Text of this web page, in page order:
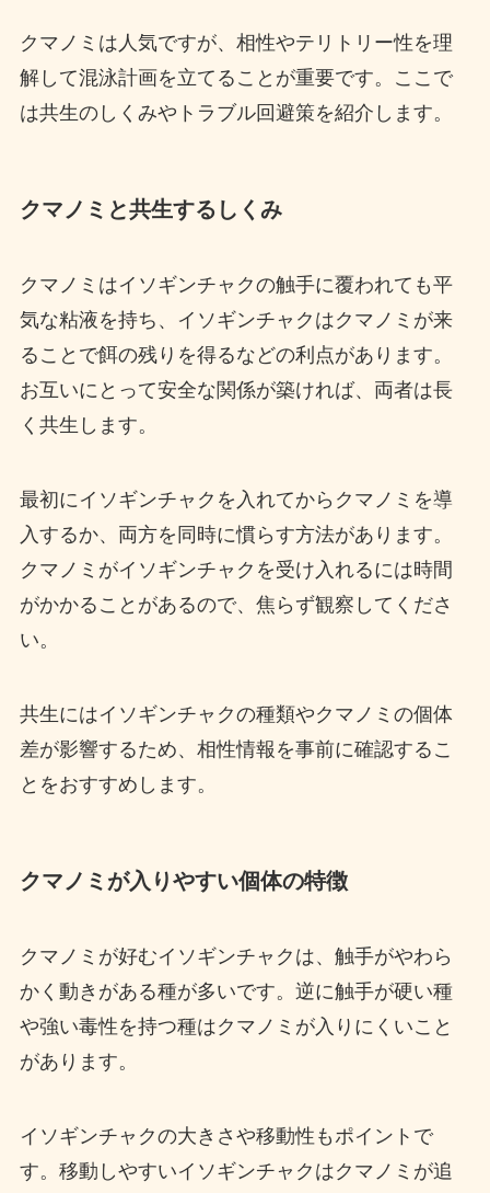
クマノミは人気ですが、相性やテリトリー性を理
解して混泳計画を立てることが重要です。ここで
は共生のしくみやトラブル回避策を紹介します。
クマノミと共生するしくみ
クマノミはイソギンチャクの触手に覆われても平
気な粘液を持ち、イソギンチャクはクマノミが来
ることで餌の残りを得るなどの利点があります。
お互いにとって安全な関係が築ければ、両者は長
く共生します。
最初にイソギンチャクを入れてからクマノミを導
入するか、両方を同時に慣らす方法があります。
クマノミがイソギンチャクを受け入れるには時間
がかかることがあるので、焦らず観察してくださ
い。
共生にはイソギンチャクの種類やクマノミの個体
差が影響するため、相性情報を事前に確認するこ
とをおすすめします。
クマノミが入りやすい個体の特徴
クマノミが好むイソギンチャクは、触手がやわら
かく動きがある種が多いです。逆に触手が硬い種
や強い毒性を持つ種はクマノミが入りにくいこと
があります。
イソギンチャクの大きさや移動性もポイントで
す。移動しやすいイソギンチャクはクマノミが追